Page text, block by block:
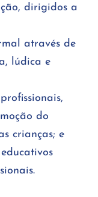
dirigidos a
através de
lúdica e
do
crianças; e